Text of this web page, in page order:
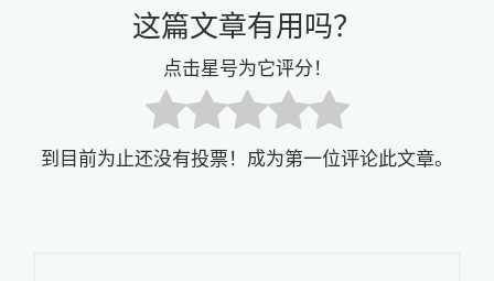
这篇文章有用吗？
点击星号为它评分！
到目前为止还没有投票！成为第一位评论此文章。